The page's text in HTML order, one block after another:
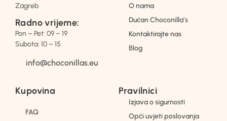
Zagreb
Radno vrijeme:
Pon – Pet: 09 – 19
Subota: 10 – 15
info@choconillas.eu
O nama
Dućan Choconilla’s
Kontaktirajte nas
Blog
Kupovina
FAQ
Pravilnici
Izjava o sigurnosti
Opći uvjeti poslovanja